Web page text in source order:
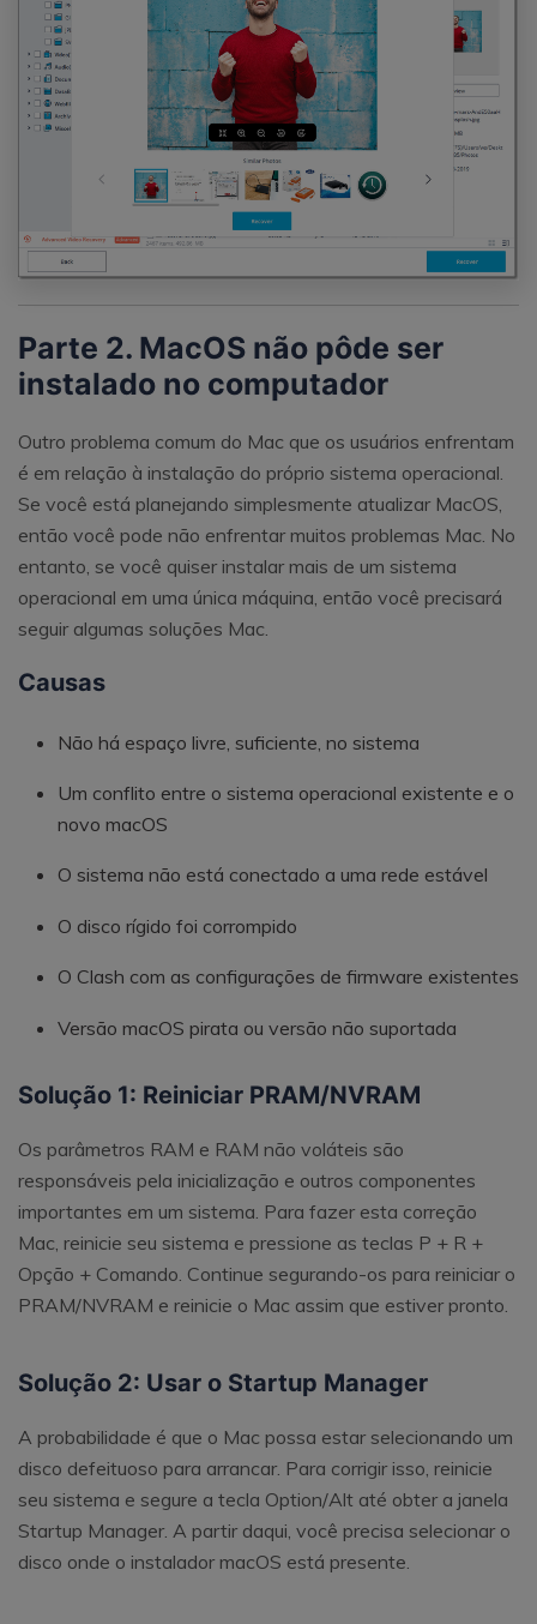
Parte 2. MacOS não pôde ser
instalado no computador
Outro problema comum do Mac que os usuários enfrentam
é em relação à instalação do próprio sistema operacional.
Se você está planejando simplesmente atualizar MacOS,
então você pode não enfrentar muitos problemas Mac. No
entanto, se você quiser instalar mais de um sistema
operacional em uma única máquina, então você precisará
seguir algumas soluções Mac.
Causas
Não há espaço livre, suficiente, no sistema
Um conflito entre o sistema operacional existente e o
novo macOS
O sistema não está conectado a uma rede estável
O disco rígido foi corrompido
O Clash com as configurações de firmware existentes
Versão macOS pirata ou versão não suportada
Solução 1: Reiniciar PRAM/NVRAM
Os parâmetros RAM e RAM não voláteis são
responsáveis pela inicialização e outros componentes
importantes em um sistema. Para fazer esta correção
Mac, reinicie seu sistema e pressione as teclas P + R +
Opção + Comando. Continue segurando-os para reiniciar o
PRAM/NVRAM e reinicie o Mac assim que estiver pronto.
Solução 2: Usar o Startup Manager
A probabilidade é que o Mac possa estar selecionando um
disco defeituoso para arrancar. Para corrigir isso, reinicie
seu sistema e segure a tecla Option/Alt até obter a janela
Startup Manager. A partir daqui, você precisa selecionar o
disco onde o instalador macOS está presente.